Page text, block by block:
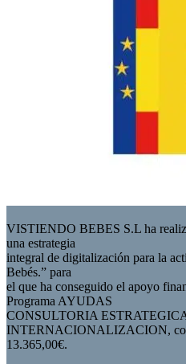
VISTIENDO BEBES S.L ha
una estrategia
integral de digitalización para la
Bebés.” para
el que ha conseguido el apoyo
Programa AYUDAS
CONSULTORIA
INTERNACIONALIZACION,
13.365,00€.